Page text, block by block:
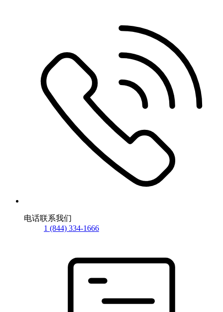
电话联系我们
1 (844) 334-1666